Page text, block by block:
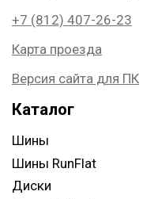
+7 (812) 407-26-23
Карта проезда
Версия сайта для ПК
Каталог
Шины
Шины RunFlat
Диски